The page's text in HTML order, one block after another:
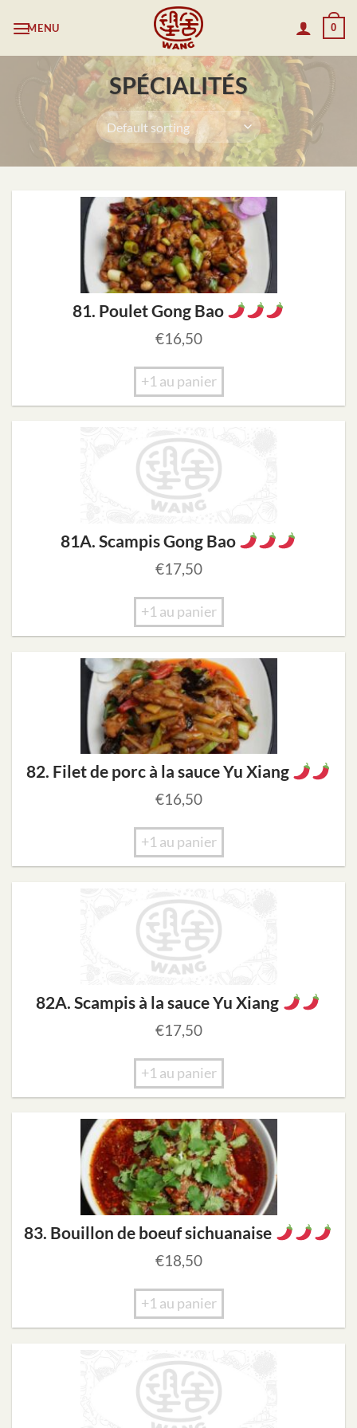
MENU 0
SPÉCIALITÉS
81. Poulet Gong Bao
€16,50
+1 au panier
81A. Scampis Gong Bao
€17,50
+1 au panier
82. Filet de porc à la sauce Yu Xiang
€16,50
+1 au panier
82A. Scampis à la sauce Yu Xiang
€17,50
+1 au panier
83. Bouillon de boeuf sichuanaise
€18,50
+1 au panier